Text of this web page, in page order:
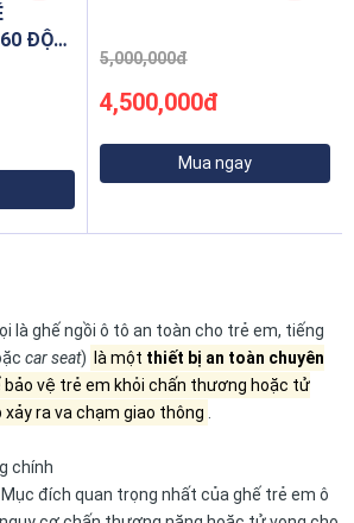
ĐỘ
4,500,000đ
5,000,000đ
Mua ngay
là ghế ngồi ô tô an toàn cho trẻ em, tiếng
car seat) là một thiết bị an toàn chuyên
vệ trẻ em khỏi chấn thương hoặc tử
ra va chạm giao thông
chính
Mục đích quan trọng nhất của ghế trẻ em ô